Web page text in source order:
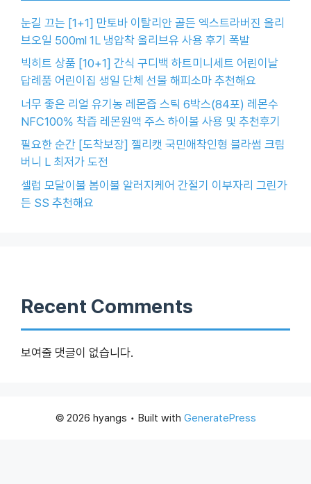
눈길 끄는 [1+1] 만토바 이탈리안 골든 엑스트라버진 올리
브오일 500ml 1L 냉압착 올리브유 사용 후기 폭발
빅히트 상품 [10+1] 간식 구디백 하트미니세트 어린이날
답례품 어린이집 생일 단체 선물 해피소마 추천해요
너무 좋은 리얼 유기농 레몬즙 스틱 6박스(84포) 레몬수
NFC100% 착즙 레몬원액 주스 하이볼 사용 및 추천후기
필요한 순간 [도착보장] 젤리캣 국민애착인형 블라썸 크림
버니 L 최저가 도전
셀럽 모달이불 봄이불 알러지케어 간절기 이부자리 그린가
든 SS 추천해요
Recent Comments
보여줄 댓글이 없습니다.
© 2026 hyangs • Built with GeneratePress